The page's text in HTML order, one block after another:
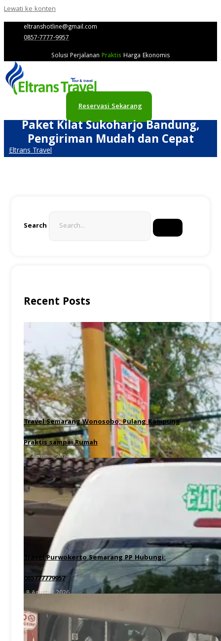
Lewati ke konten
eltranshotline@gmail.com
0857-7777-9957
Solusi Perjalanan Praktis Harga Ekonomis
Reservasi Sekarang
Paket Kilat Sukoharjo Bandung,
Pengiriman Mudah dan Cepat
Eltrans Travel
Search
Recent Posts
Travel Semarang Wonosobo, Pulang Kampung
Praktis sampai Rumah
8 Agustus 2026
Travel Purwokerto Semarang PP Hubungi:
085777779957
8 Agustus 2026